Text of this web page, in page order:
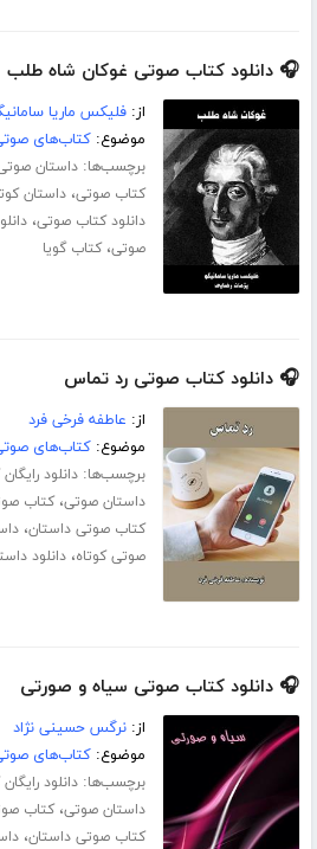
🎧 دانلود کتاب صوتی غوکان شاه طلب
از:فلیکس ماریا
موضوع:کتاب‌های
برچسب‌ها:داستان
کتاب صوتی،داستان
دانلود کتاب صوتی،
صوتی،کتاب گویا
🎧 دانلود کتاب صوتی رد تماس
از: عاطفه فرخی فرد
موضوع:کتاب‌های
برچسب‌ها:دانلود
داستان صوتی،کتاب
کتاب صوتی داستان،
صوتی کوتاه،دانلود
🎧 دانلود کتاب صوتی سیاه و صورتی
از:نرگس حسینی نژاد
موضوع:کتاب‌های
برچسب‌ها:دانلود
داستان صوتی،کتاب
کتاب صوتی داستان،